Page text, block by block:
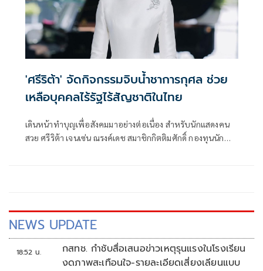
'ศรีริต้า' จัดกิจกรรมจิบน้ำชาการกุศล ช่วย
เหลือบุคคลไร้รัฐไร้สัญชาติในไทย
เดินหน้าทำบุญเพื่อสังคมมาอย่างต่อเนื่อง สำหรับนักแสดงคน
สวย ศรีริต้า เจนเซ่น ณรงค์เดช สมาชิกกิตติมศักดิ์ กองทุนนัก
NEWS UPDATE
18:52 น.
กสทช. กำชับสื่อเสนอข่าวเหตุรุนแรงในโรงเรียน
งดภาพสะเทือนใจ-รายละเอียดเสี่ยงเลียนแบบ